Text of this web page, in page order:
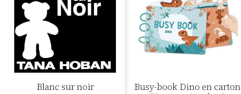
Blanc sur noir
Busy-book Dino en carton